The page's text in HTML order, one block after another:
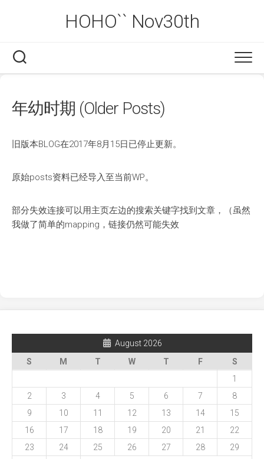
HOHO`` Nov30th
年幼时期 (Older Posts)
旧版本BLOG在2017年8月15日已停止更新。
原始posts资料已经导入至当前WP。
部分失效连接可以用主页左边的搜索关键字找到文章，（虽然
我做了简单的mapping，链接仍然可能失效
August 2026
S
M T W T F
S
1
2
3 4 5 6 7
8
9
10 11 12 13 14
15
16
17 18 19 20 21
22
23
24 25 26 27 28
29